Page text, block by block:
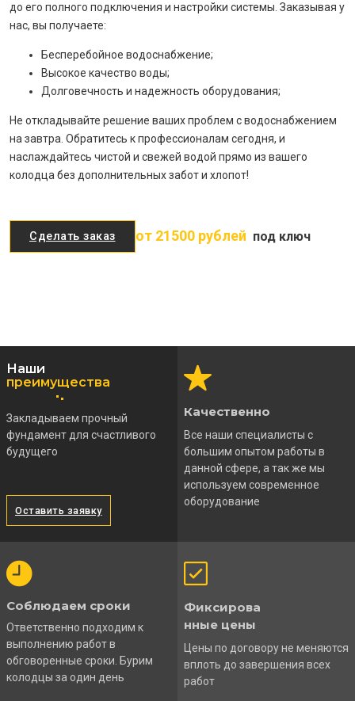
до его полного подключения и настройки системы. Заказывая у
нас, вы получаете:
Бесперебойное водоснабжение;
Высокое качество воды;
Долговечность и надежность оборудования;
Не откладывайте решение ваших проблем с водоснабжением
на завтра. Обратитесь к профессионалам сегодня, и
наслаждайтесь чистой и свежей водой прямо из вашего
колодца без дополнительных забот и хлопот!
Сделать заказ от 21500 рублей под ключ
Наши
преимущества
Закладываем прочный
фундамент для счастливого
будущего
Оставить заявку
Качественно
Все наши специалисты с
большим опытом работы в
данной сфере, а так же мы
используем современное
оборудование
Соблюдаем сроки
Ответственно подходим к
выполнению работ в
обговоренные сроки. Бурим
колодцы за один день
Фиксирова
нные цены
Цены по договору не меняются
вплоть до завершения всех
работ